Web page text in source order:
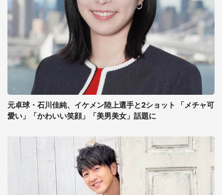
元卓球・石川佳純、イケメン陸上選手と2ショット 「メチャ可
愛い」「かわいい笑顔」「美男美女」話題に